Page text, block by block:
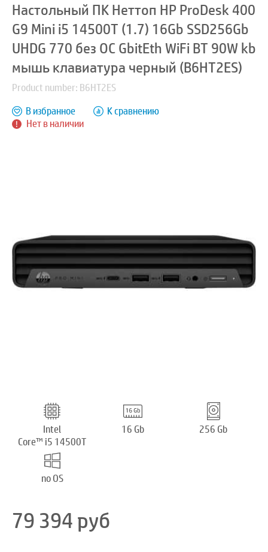
Настольный ПК Неттоп HP ProDesk 400
G9 Mini i5 14500T (1.7) 16Gb SSD256Gb
UHDG 770 без ОС GbitEth WiFi BT 90W kb
мышь клавиатура черный (B6HT2ES)
Product number: B6HT2ES
Нет в наличии
В избранное К сравнению
Intel
Core™ i5 14500T
16 Gb 256 Gb
no OS
79 394руб